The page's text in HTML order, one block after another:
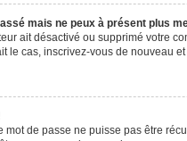
mais ne peux à présent plus
ait désactivé ou supprimé votre
le cas, inscrivez-vous de nouveau
mot de passe ne puisse pas être